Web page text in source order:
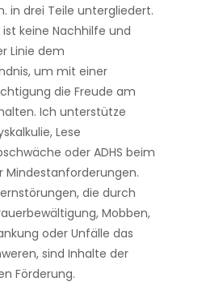
in drei Teile untergliedert.
keine Nachhilfe und
Linie dem
um mit einer
die Freude am
Ich unterstütze
Lese
oder ADHS beim
Mindestanforderungen.
die durch
Mobben,
oder Unfälle das
sind Inhalte der
Förderung.